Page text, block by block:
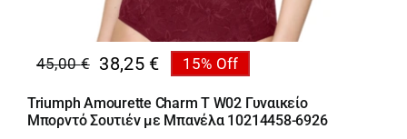
45,00€
Original
price
was:
38,25 €
Η
τρέχουσα
τιμή
15% Off
Triumph Amourette Charm T W02 Γυναικείο
Μπορντό Σουτιέν με Μπανέλα 10214458-6926